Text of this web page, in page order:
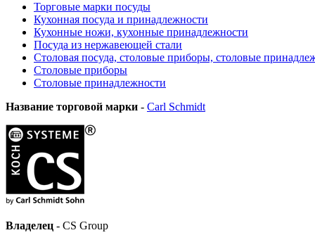
Торговые марки посуды
Кухонная посуда и принадлежности
Кухонные ножи, кухонные принадлежности
Посуда из нержавеющей стали
Столовая посуда, столовые приборы, столовые
Столовые приборы
Столовые принадлежности
Название торговой марки - Carl Schmidt
Владелец - CS Group